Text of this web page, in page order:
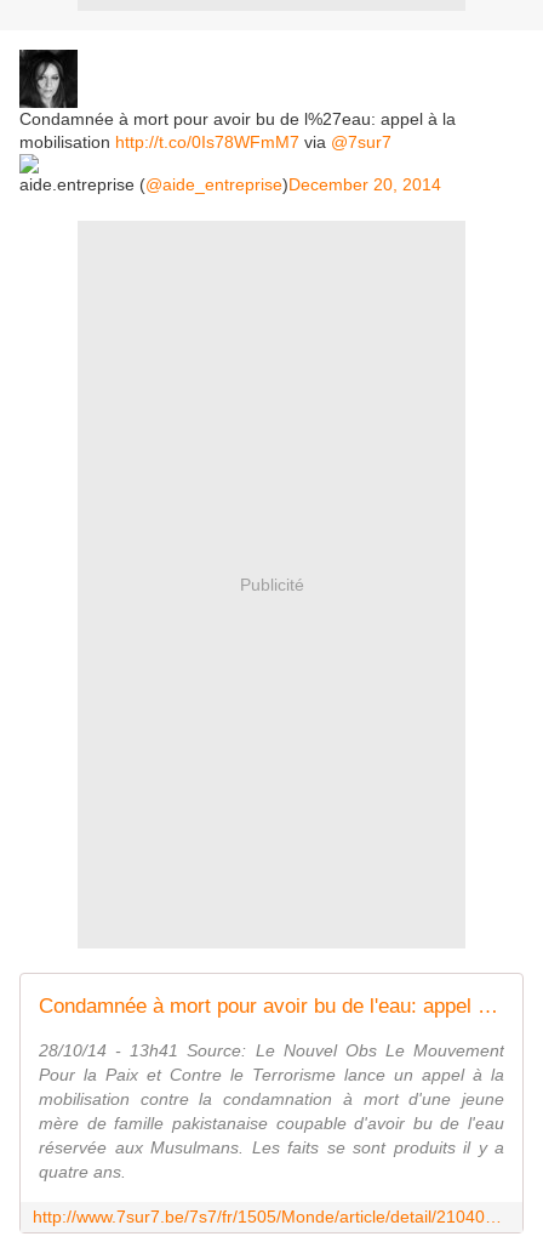
Condamnée à mort pour avoir bu de l%27eau: appel à la
mobilisation http://t.co/0Is78WFmM7 via @7sur7
aide.entreprise (@aide_entreprise)December 20, 2014
Publicité
Condamnée à mort pour avoir bu de l'eau: appel à la mobilisation
28/10/14 - 13h41 Source: Le Nouvel Obs Le Mouvement
Pour la Paix et Contre le Terrorisme lance un appel à la
mobilisation contre la condamnation à mort d'une jeune
mère de famille pakistanaise coupable d'avoir bu de l'eau
réservée aux Musulmans. Les faits se sont produits il y a
quatre ans.